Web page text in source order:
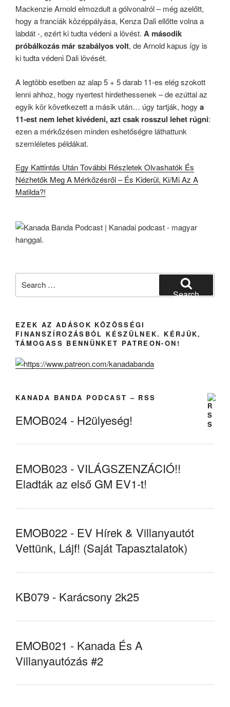
Mackenzie Arnold elmozdult a gólvonalról – még azelőtt,
hogy a franciák középpályása, Kenza Dali ellőtte volna a
labdát -, ezért ki tudta védeni a lövést. A második
próbálkozás már szabályos volt, de Arnold kapus így is
ki tudta védeni Dali lövését.
A legtöbb esetben az alap 5 + 5 darab 11-es elég szokott
lenni ahhoz, hogy nyertest hirdethessenek – de ezúttal az
egyik kör következett a másik után… úgy tartják, hogy a
11-est nem lehet kivédeni, azt csak rosszul lehet rúgni:
ezen a mérkőzésen minden eshetőségre láthattunk
szemléletes példákat.
Egy Kattintás Után További Részletek Olvashatók És
Nézhetők Meg A Mérkőzésről – És Kiderül, Ki/Mi Az A
Matilda?!
for:
Search
EZEK AZ ADÁSOK KÖZÖSSÉGI
FINANSZÍROZÁSBÓL KÉSZÜLNEK. KÉRJÜK,
TÁMOGASS BENNÜNKET PATREON-ON!
KANADA BANDA PODCAST – RSS
EMOB024 - H2ülyeség!
EMOB023 - VILÁGSZENZÁCIÓ!!
Eladták az első GM EV1-t!
EMOB022 - EV Hírek & Villanyautót
Vettünk, Lájf! (Saját Tapasztalatok)
KB079 - Karácsony 2k25
EMOB021 - Kanada És A
Villanyautózás #2